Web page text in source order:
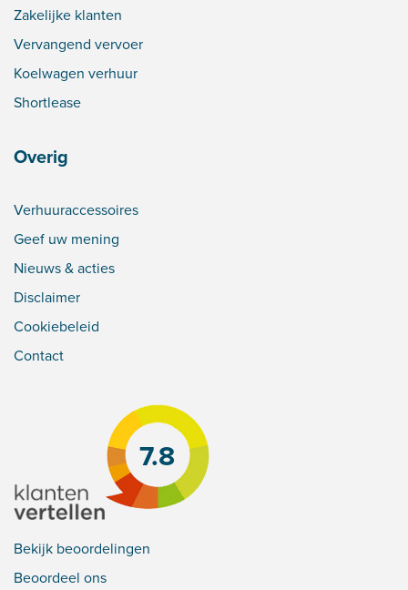
Zakelijke klanten
Vervangend vervoer
Koelwagen verhuur
Shortlease
Overig
Verhuuraccessoires
Geef uw mening
Nieuws & acties
Disclaimer
Cookiebeleid
Contact
7.8
Bekijk beoordelingen
Beoordeel ons